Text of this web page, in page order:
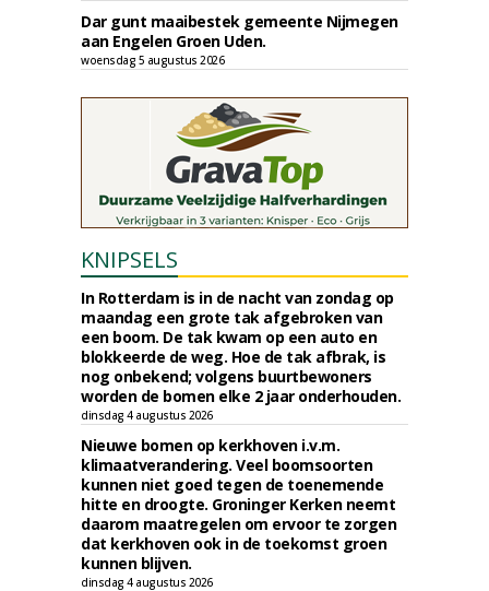
Dar gunt maaibestek gemeente Nijmegen
aan Engelen Groen Uden.
woensdag 5 augustus 2026
KNIPSELS
In Rotterdam is in de nacht van zondag op
maandag een grote tak afgebroken van
een boom. De tak kwam op een auto en
blokkeerde de weg. Hoe de tak afbrak, is
nog onbekend; volgens buurtbewoners
worden de bomen elke 2 jaar onderhouden.
dinsdag 4 augustus 2026
Nieuwe bomen op kerkhoven i.v.m.
klimaatverandering. Veel boomsoorten
kunnen niet goed tegen de toenemende
hitte en droogte. Groninger Kerken neemt
daarom maatregelen om ervoor te zorgen
dat kerkhoven ook in de toekomst groen
kunnen blijven.
dinsdag 4 augustus 2026